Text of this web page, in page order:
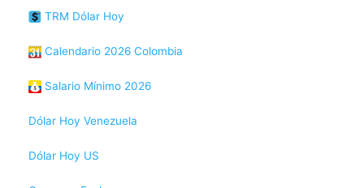
TRM Dólar Hoy
Calendario 2026 Colombia
Salario Mínimo 2026
Dólar Hoy Venezuela
Dólar Hoy US